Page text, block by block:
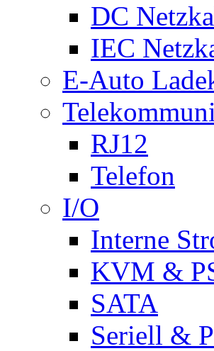
DC
IEC
E-Auto
RJ12
Telefon
I/O
Interne
KVM &
SATA
Seriell &